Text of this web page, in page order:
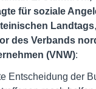
für soziale
Landtags
des Verbands
(VNW):
Entscheidung der